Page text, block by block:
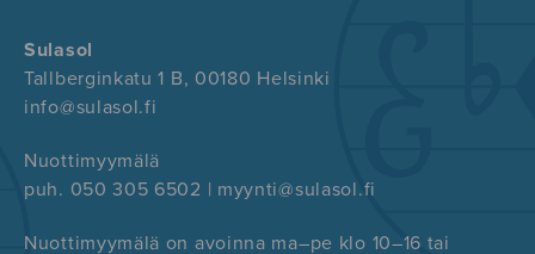
Sulasol
Tallberginkatu 1 B, 00180 Helsinki
info@sulasol.fi
Nuottimyymälä
puh. 050 305 6502 | myynti@sulasol.fi
Nuottimyymälä on avoinna ma–pe klo 10–16 tai